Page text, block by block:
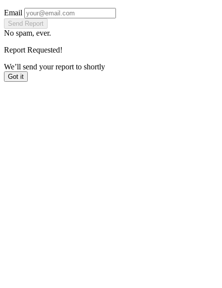
Email
Send Report
No spam, ever.
Report Requested!
We’ll send your report to shortly
Got it